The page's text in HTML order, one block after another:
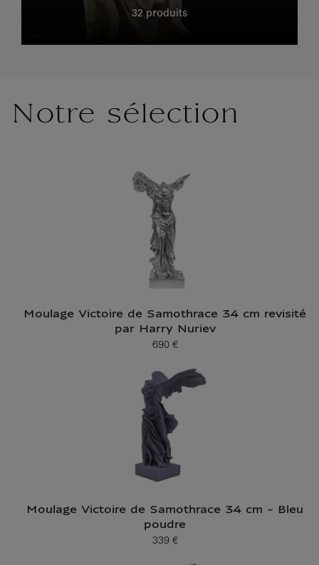
Notre sélection
Moulage Victoire de Samothrace 34 cm revisité
par Harry Nuriev
Prix ​​actuel
690 €
Moulage Victoire de Samothrace 34 cm - Bleu
poudre
Prix ​​actuel
339 €
32 produits